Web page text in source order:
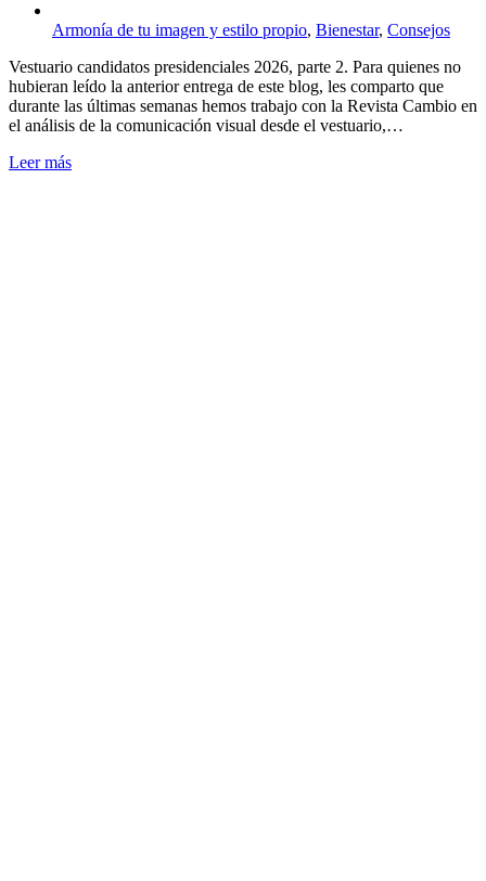
Armonía de tu imagen y estilo propio, Bienestar, Consejos
Vestuario candidatos presidenciales 2026, parte 2. Para quienes no
hubieran leído la anterior entrega de este blog, les comparto que
durante las últimas semanas hemos trabajo con la Revista Cambio en
el análisis de la comunicación visual desde el vestuario,…
Leer más